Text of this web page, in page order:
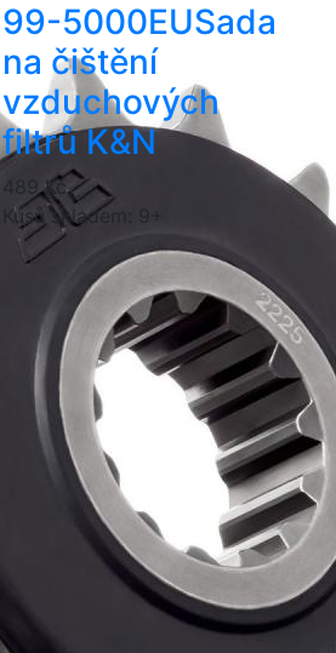
99-5000EUSada
na čištění
vzduchových
filtrů K&N
489 Kč
Kusů skladem: 9+